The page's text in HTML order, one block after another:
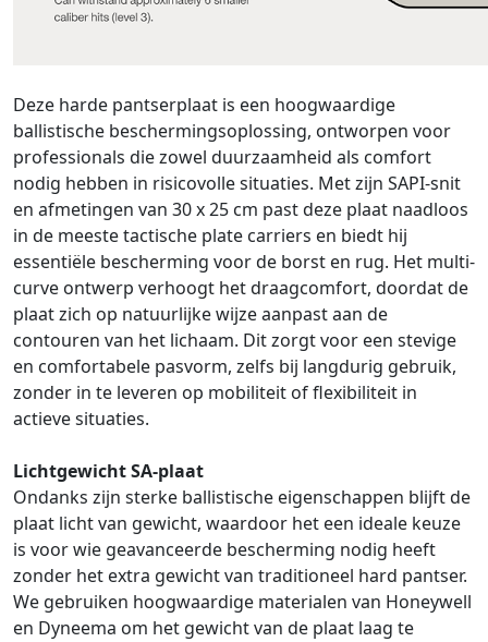
Deze harde pantserplaat is een hoogwaardige
ballistische beschermingsoplossing, ontworpen voor
professionals die zowel duurzaamheid als comfort
nodig hebben in risicovolle situaties. Met zijn SAPI-snit
en afmetingen van 30 x 25 cm past deze plaat naadloos
in de meeste tactische plate carriers en biedt hij
essentiële bescherming voor de borst en rug. Het multi-
curve ontwerp verhoogt het draagcomfort, doordat de
plaat zich op natuurlijke wijze aanpast aan de
contouren van het lichaam. Dit zorgt voor een stevige
en comfortabele pasvorm, zelfs bij langdurig gebruik,
zonder in te leveren op mobiliteit of flexibiliteit in
actieve situaties.
Lichtgewicht SA-plaat
Ondanks zijn sterke ballistische eigenschappen blijft de
plaat licht van gewicht, waardoor het een ideale keuze
is voor wie geavanceerde bescherming nodig heeft
zonder het extra gewicht van traditioneel hard pantser.
We gebruiken hoogwaardige materialen van Honeywell
en Dyneema om het gewicht van de plaat laag te